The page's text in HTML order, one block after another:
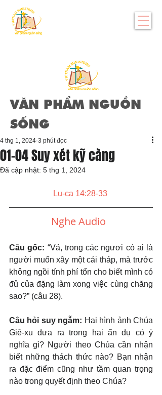
VĂN PHẨM NGUỒN
SỐNG
01-04 Suy xét kỹ càng
4 thg 1, 2024 3 phút đọc
Đã cập nhật: 5 thg 1, 2024
Lu-ca 14:28-33
Nghe Audio
Câu gốc: “Vả, trong các ngươi có ai là
người muốn xây một cái tháp, mà trước
không ngồi tính phí tổn cho biết mình có
đủ của đặng làm xong việc cùng chăng
sao?” (câu 28).
Câu hỏi suy ngẫm: Hai hình ảnh Chúa
Giê-xu đưa ra trong hai ẩn dụ có ý
nghĩa gì? Người theo Chúa cần nhận
biết những thách thức nào? Bạn nhận
ra đặc điểm cũng như tầm quan trọng
nào trong quyết định theo Chúa?